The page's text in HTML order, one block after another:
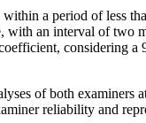
a period of less
an interval of two
considering a
of both
reliability and